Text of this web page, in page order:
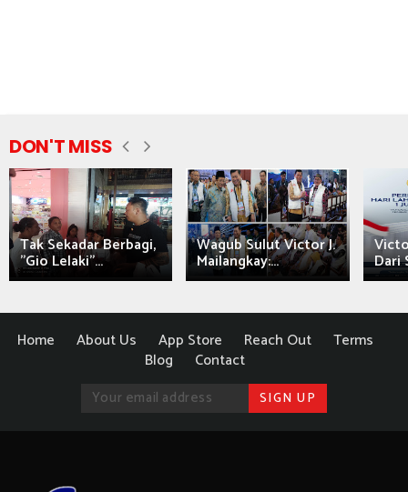
DON'T MISS
Tak Sekadar Berbagi,
"Gio Lelaki"...
Wagub Sulut Victor J.
Mailangkay:... Dari
Home About Us App Store Reach Out
Terms
Blog
Contact